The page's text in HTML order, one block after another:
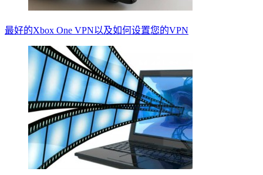
最好的Xbox One VPN以及如何设置您的VPN